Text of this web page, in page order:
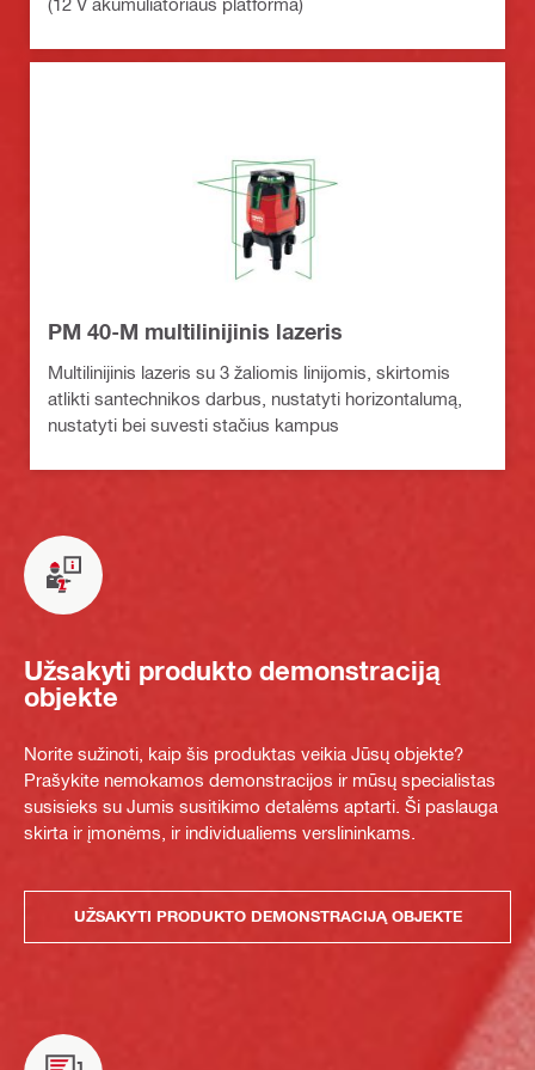
PM 40-M multilinijinis lazeris
Multilinijinis lazeris su 3 žaliomis linijomis, skirtomis
atlikti santechnikos darbus, nustatyti horizontalumą,
nustatyti bei suvesti stačius kampus
Užsakyti produkto demonstraciją
objekte
Norite sužinoti, kaip šis produktas veikia Jūsų objekte?
Prašykite nemokamos demonstracijos ir mūsų specialistas
susisieks su Jumis susitikimo detalėms aptarti. Ši paslauga
skirta ir įmonėms, ir individualiems verslininkams.
UŽSAKYTI PRODUKTO DEMONSTRACIJĄ OBJEKTE